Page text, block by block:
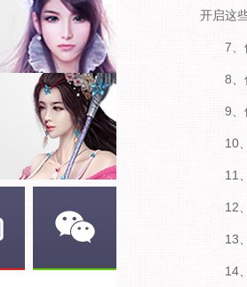
开启这
7、修
8、优
9、修
10、
11、
12、
13、
14、